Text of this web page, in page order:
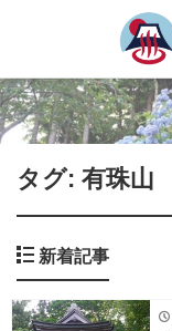
タグ: 有珠山
新着記事